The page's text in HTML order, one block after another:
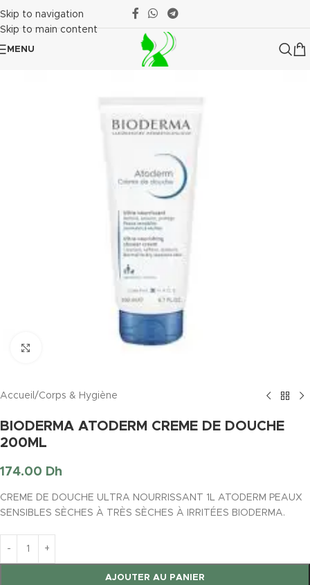
Skip to navigation
Skip to main content
MENU
Accueil /Corps & Hygiène
BIODERMA ATODERM CREME DE DOUCHE
200ML
174.00 Dh
CREME DE DOUCHE ULTRA NOURRISSANT 1L ATODERM PEAUX
SENSIBLES SÈCHES À TRÈS SÈCHES À IRRITÉES BIODERMA.
AJOUTER AU PANIER